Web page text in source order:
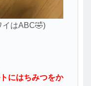
イはABC🤣)
にはちみつをか